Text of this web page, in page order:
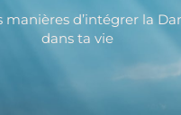
manières d’intégrer la
dans ta vie